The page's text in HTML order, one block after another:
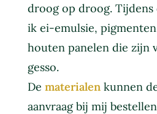
droog op droog. Tijdens
ik ei-emulsie,
houten panelen die zijn
gesso.
De materialenkunnen
aanvraag bij mij